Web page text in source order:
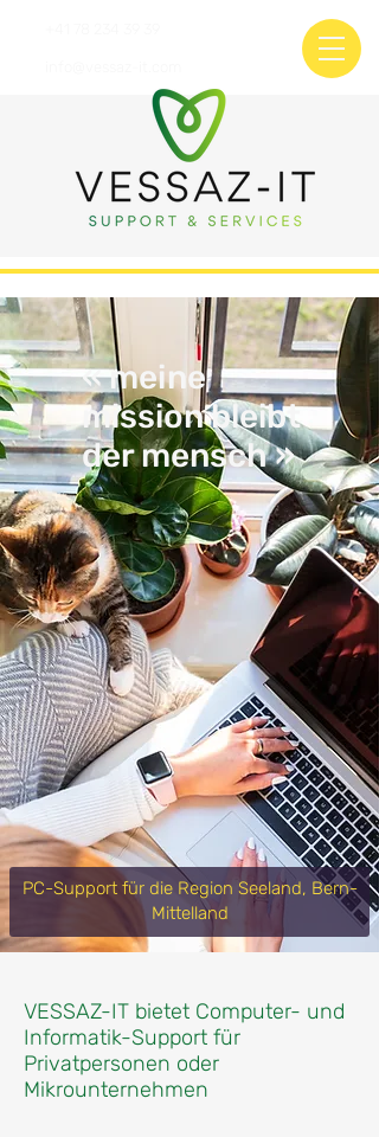
« meine
mission bleibt
der mensch »
PC-Support für die Region Seeland, Bern-
Mittelland
VESSAZ-IT bietet Computer- und
Informatik-Support für
Privatpersonen oder
Mikrounternehmen